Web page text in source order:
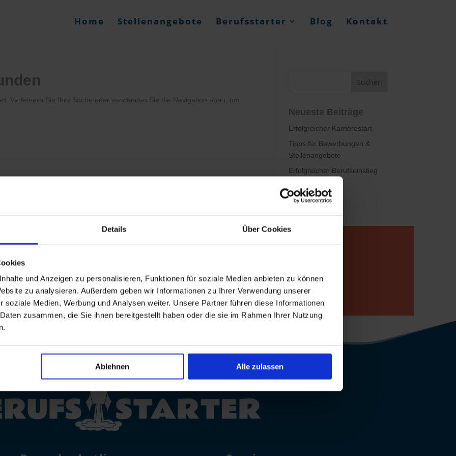
Details Über Cookies
und Anzeigen zu personalisieren, Funktionen für soziale Medien anbieten zu können
zu analysieren. Außerdem geben wir Informationen zu Ihrer Verwendung unserer
soziale Medien, Werbung und Analysen weiter. Unsere Partner führen diese Informationen
zusammen, die Sie ihnen bereitgestellt haben oder die sie im Rahmen Ihrer Nutzung
Ablehnen Alle zulassen
Home Stellenangebote Berufsstarter Blog Kontakt
Verfeinern Sie Ihre Suche oder verwenden Sie die Navigation oben, um
Neueste Beiträge
Erfolgreicher Karrierestart
Tipps für Bewerbungen &
Stellenangebote
Erfolgreicher Berufseinstieg
 7008822